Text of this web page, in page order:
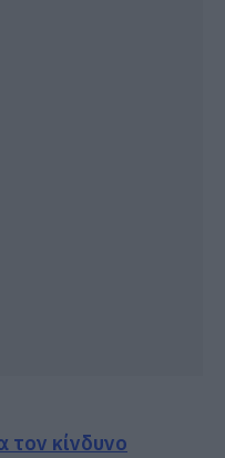
τον κίνδυνο